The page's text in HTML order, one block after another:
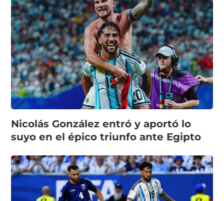
Nicolás González entró y aportó lo
suyo en el épico triunfo ante Egipto